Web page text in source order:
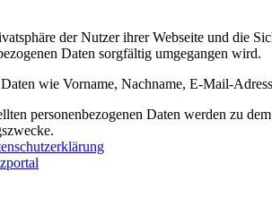
der Nutzer ihrer Webseite und die
Daten sorgfältig umgegangen wird.
wie Vorname, Nachname, E-Mail-
personenbezogenen Daten werden zu